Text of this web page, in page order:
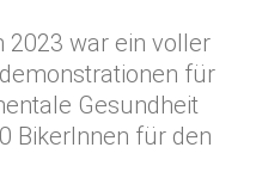
2023 war ein voller
für
Gesundheit
BikerInnen für den